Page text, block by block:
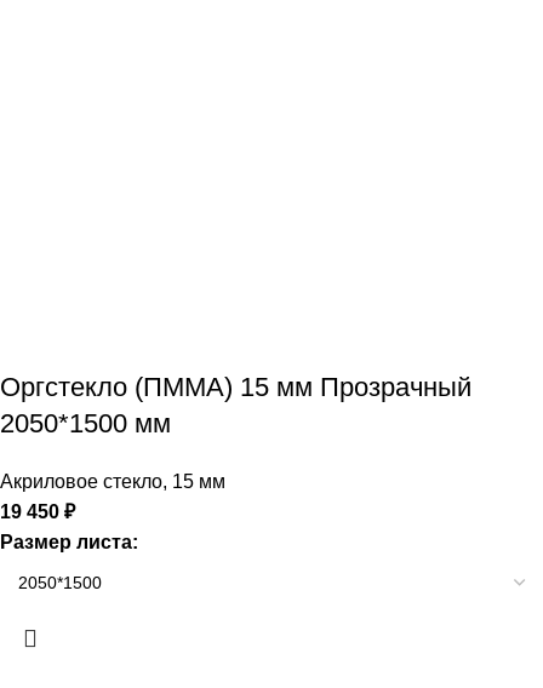
Оргстекло (ПММА) 15 мм Прозрачный
2050*1500 мм
Акриловое стекло, 15 мм
19 450 ₽
Размер листа: